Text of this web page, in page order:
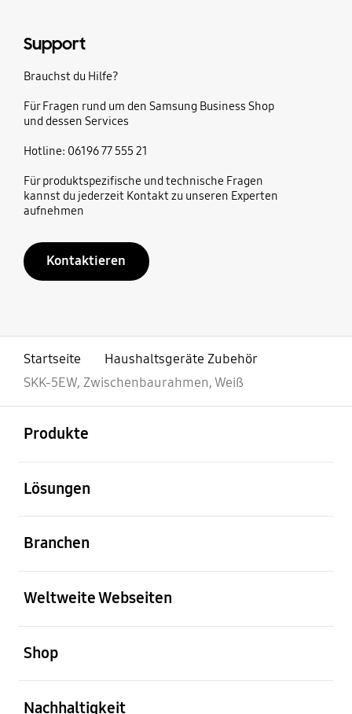
Support
Brauchst du Hilfe?
Für Fragen rund um den Samsung Business Shop
und dessen Services
Hotline: 06196 77 555 21
Für produktspezifische und technische Fragen
kannst du jederzeit Kontakt zu unseren Experten
aufnehmen
Kontaktieren
Startseite
Haushaltsgeräte Zubehör
SKK-5EW, Zwischenbaurahmen, Weiß
Produkte
Lösungen
Branchen
Weltweite Webseiten
Shop
Nachhaltigkeit